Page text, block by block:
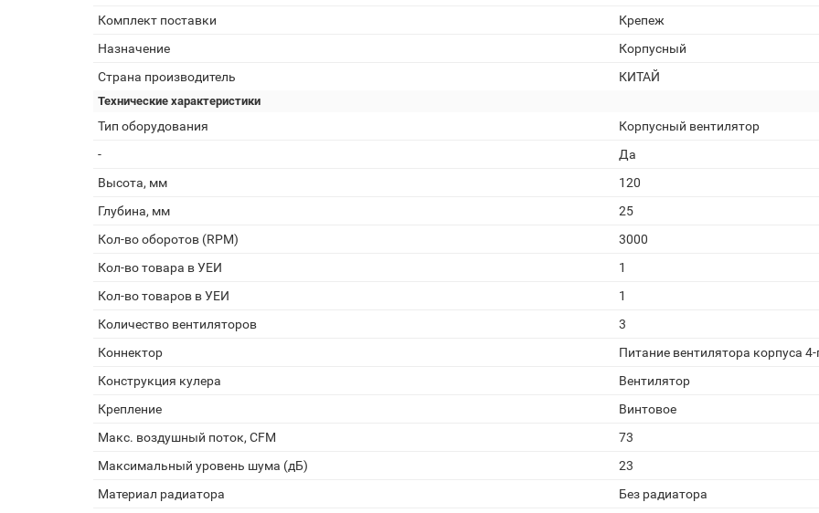
Комплект поставки
Крепеж
Назначение
Корпусный
Страна производитель
КИТАЙ
Технические характеристики
Тип оборудования
Корпусный вентилятор
-
Да
Высота, мм
120
Глубина, мм
25
Кол-во оборотов (RPM)
3000
Кол-во товара в УЕИ
1
Кол-во товаров в УЕИ
1
Количество вентиляторов
3
Коннектор
Питание вентилятора корпуса
Конструкция кулера
Вентилятор
Крепление
Винтовое
Макс. воздушный поток, CFM
73
Максимальный уровень шума (дБ)
23
Материал радиатора
Без радиатора